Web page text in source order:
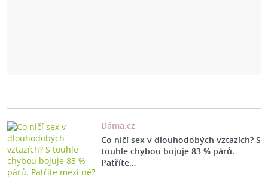
Dáma.cz
Co ničí sex v dlouhodobých vztazích? S
touhle chybou bojuje 83 % párů.
Patříte…